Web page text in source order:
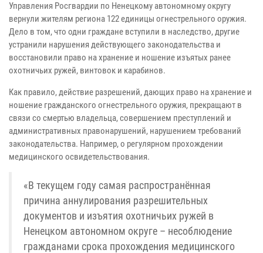
Управления Росгвардии по Ненецкому автономному округу
вернули жителям региона 122 единицы огнестрельного оружия.
Дело в том, что одни граждане вступили в наследство, другие
устранили нарушения действующего законодательства и
восстановили право на хранение и ношение изъятых ранее
охотничьих ружей, винтовок и карабинов.
Как правило, действие разрешений, дающих право на хранение и
ношение гражданского огнестрельного оружия, прекращают в
связи со смертью владельца, совершением преступлений и
административных правонарушений, нарушением требований
законодательства. Например, о регулярном прохождении
медицинского освидетельствования.
«В текущем году самая распространённая
причина аннулирования разрешительных
документов и изъятия охотничьих ружей в
Ненецком автономном округе – несоблюдение
гражданами срока прохождения медицинского